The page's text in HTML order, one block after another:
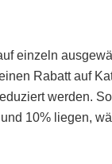
einzeln
Rabatt auf
werden.
10% liegen,